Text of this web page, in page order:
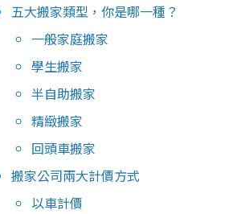
五大搬家類型，你是哪一種？
一般家庭搬家
學生搬家
半自助搬家
精緻搬家
回頭車搬家
搬家公司兩大計價方式
以車計價